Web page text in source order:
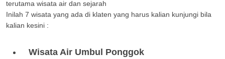
terutama wisata air dan sejarah
Inilah 7 wisata yang ada di klaten yang harus kalian kunjungi bila
kalian kesini :
Wisata Air Umbul Ponggok